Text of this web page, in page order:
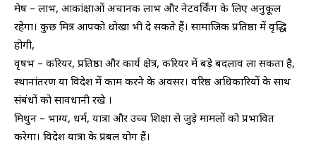
मेष – लाभ, आकांक्षाओं अचानक लाभ और नेटवर्किंग के लिए अनुकूल
रहेगा। कुछ मित्र आपको धोखा भी दे सकते हैं। सामाजिक प्रतिष्ठा में वृद्धि
होगी,
वृषभ – करियर, प्रतिष्ठा और कार्य क्षेत्र, करियर में बड़े बदलाव ला सकता है,
स्थानांतरण या विदेश में काम करने के अवसर। वरिष्ठ अधिकारियों के साथ
संबंधों को सावधानी रखे ।
मिथुन – भाग्य, धर्म, यात्रा और उच्च शिक्षा से जुड़े मामलों को प्रभावित
करेगा। विदेश यात्रा के प्रबल योग हैं।